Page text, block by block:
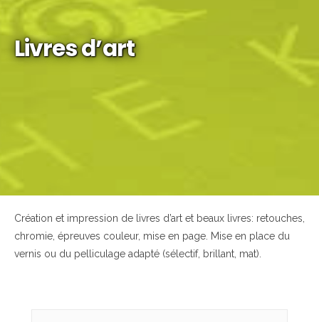
Livres d’art
Création et impression de livres d’art et beaux livres: retouches,
chromie, épreuves couleur, mise en page. Mise en place du
vernis ou du pelliculage adapté (sélectif, brillant, mat).